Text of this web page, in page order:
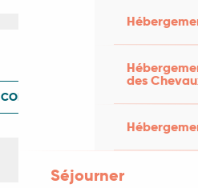
des
Séjourner
CONTACTER